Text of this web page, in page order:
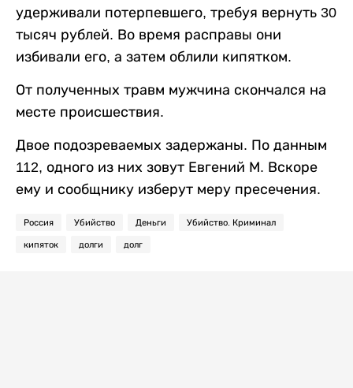
удерживали потерпевшего, требуя вернуть 30
тысяч рублей. Во время расправы они
избивали его, а затем облили кипятком.
От полученных травм мужчина скончался на
месте происшествия.
Двое подозреваемых задержаны. По данным
112, одного из них зовут Евгений М. Вскоре
ему и сообщнику изберут меру пресечения.
Россия Убийство Деньги Убийство. Криминал
кипяток долги долг